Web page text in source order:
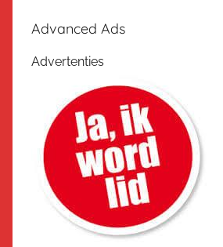
Advanced Ads
Advertenties